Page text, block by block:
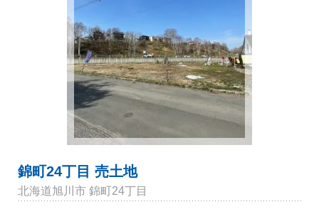
錦町24丁目 売土地
北海道旭川市 錦町24丁目